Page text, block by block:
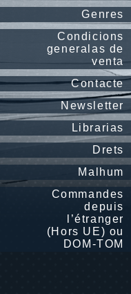
Genres
Condicions
generalas de
venta
Contacte
Newsletter
Librarias
Drets
Malhum
Commandes
depuis
l’étranger
(Hors UE) ou
DOM-TOM